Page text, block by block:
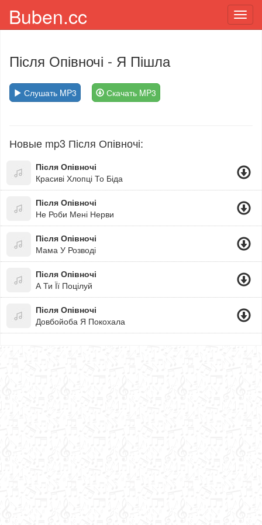
Buben.cc
Після Опівночі - Я Пішла
Слушать MP3 Скачать MP3
Новые mp3 Після Опівночі:
Після Опівночі
Красиві Хлопці То Біда
Після Опівночі
Не Роби Мені Нерви
Після Опівночі
Мама У Розводі
Після Опівночі
А Ти Її Поцілуй
Після Опівночі
Довбойоба Я Покохала